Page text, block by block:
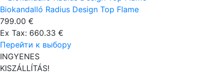
Biokandalló Radius Design Top Flame
799.00 €
Ex Tax: 660.33 €
Перейти к выбору
INGYENES
KISZÁLLÍTÁS!